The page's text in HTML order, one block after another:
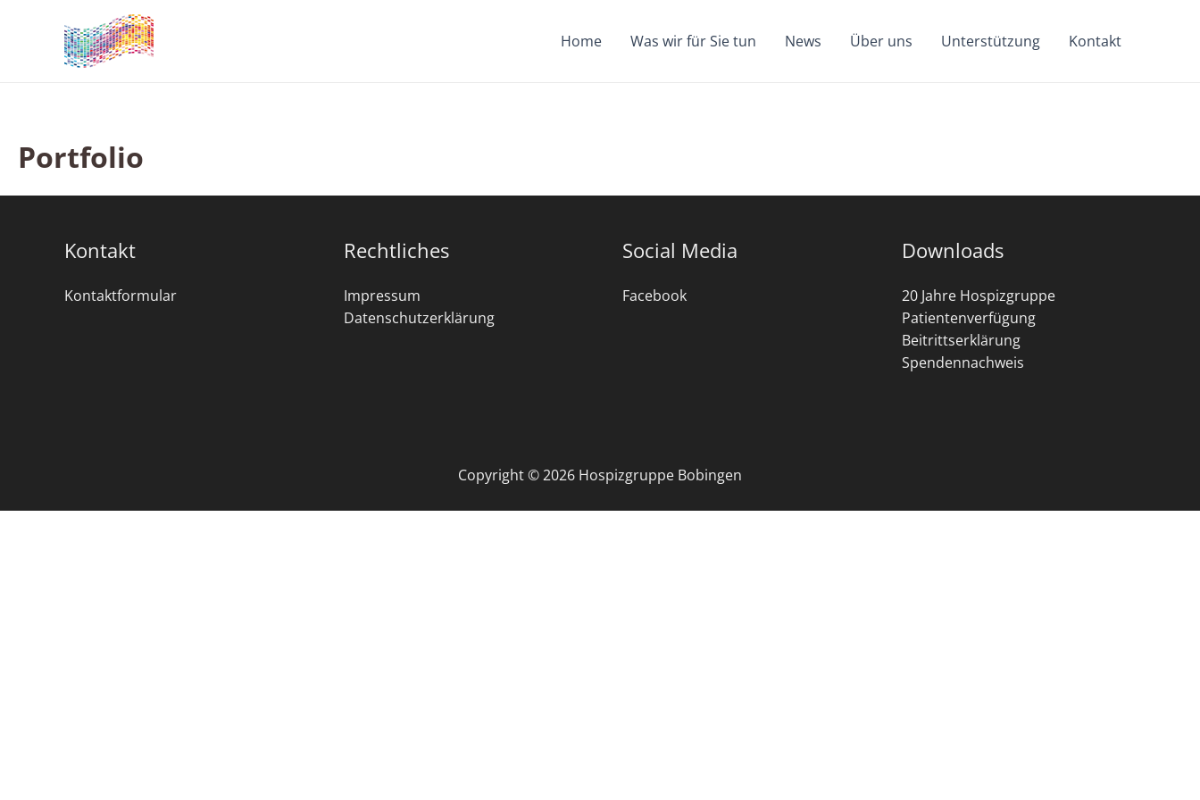
Home Was wir für Sie tun News Über uns Unterstützung Kontakt
Portfolio
Kontakt
Kontaktformular
Rechtliches
Impressum
Datenschutzerklärung
Social Media
Facebook
Downloads
20 Jahre Hospizgruppe
Patientenverfügung
Beitrittserklärung
Spendennachweis
Copyright © 2026 Hospizgruppe Bobingen